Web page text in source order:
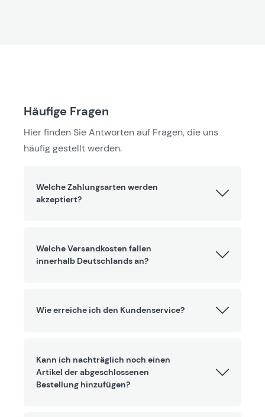
Häufige Fragen
Hier finden Sie Antworten auf Fragen, die uns
häufig gestellt werden.
Welche Zahlungsarten werden
akzeptiert?
Welche Versandkosten fallen
innerhalb Deutschlands an?
Wie erreiche ich den Kundenservice?
Kann ich nachträglich noch einen
Artikel der abgeschlossenen
Bestellung hinzufügen?